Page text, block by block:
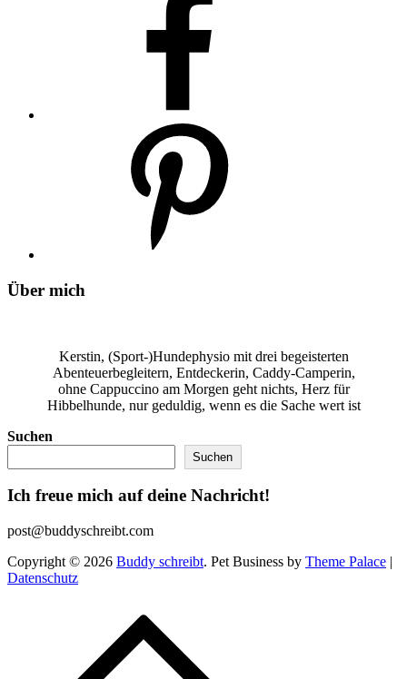
Über mich
Kerstin, (Sport-)Hundephysio mit drei begeisterten
Abenteuerbegleitern, Entdeckerin, Caddy-Camperin,
ohne Cappuccino am Morgen geht nichts, Herz für
Hibbelhunde, nur geduldig, wenn es die Sache wert ist
Suchen
Suchen
Ich freue mich auf deine Nachricht!
post@buddyschreibt.com
Copyright © 2026 Buddy schreibt. Pet Business by Theme Palace |
Datenschutz